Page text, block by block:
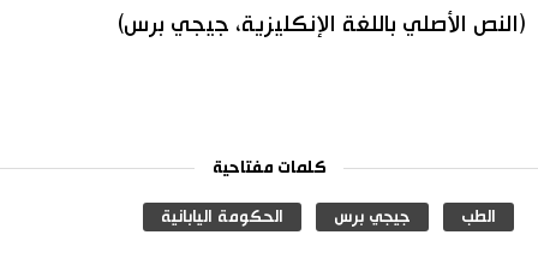
ثقافة
طوكيو
(النص الأصلي باللغة الإنكليزية، جيجي برس)
كلمات مفتاحية
الطب جيجي برس الحكومة اليابانية